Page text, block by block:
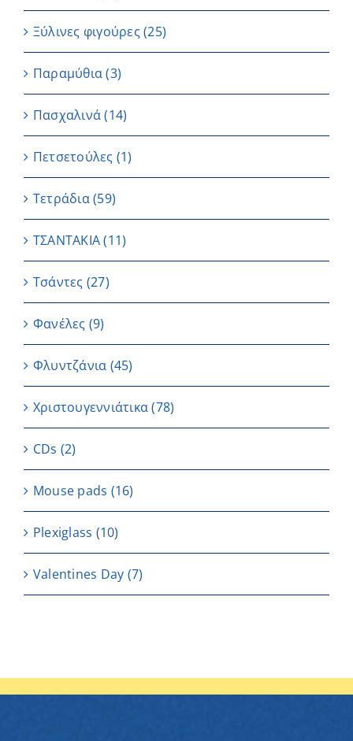
Ξύλινες φιγούρες(25)
Παραμύθια (3)
Πασχαλινά (14)
Πετσετούλες (1)
Τετράδια(59)
ΤΣΑΝΤΑΚΙΑ (11)
Τσάντες (27)
Φανέλες (9)
Φλυντζάνια (45)
Χριστουγεννιάτικα(78)
CDs (2)
Μouse pads (16)
Plexiglass (10)
Valentines Day (7)